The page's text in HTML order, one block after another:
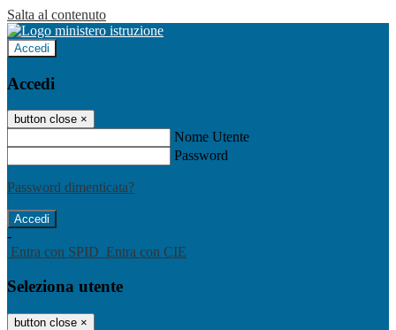
Salta al contenuto
Accedi
Accedi
button close ×
Nome Utente
Password
Password dimenticata?
-
Entra con SPID Entra con CIE
Seleziona utente
button close ×